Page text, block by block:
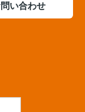
い合わせ